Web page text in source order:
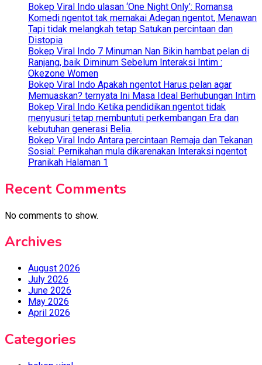
Bokep Viral Indo ulasan ‘One Night Only’: Romansa
Komedi ngentot tak memakai Adegan ngentot, Menawan
Tapi tidak melangkah tetap Satukan percintaan dan
Distopia
Bokep Viral Indo 7 Minuman Nan Bikin hambat pelan di
Ranjang, baik Diminum Sebelum Interaksi Intim :
Okezone Women
Bokep Viral Indo Apakah ngentot Harus pelan agar
Memuaskan? ternyata Ini Masa Ideal Berhubungan Intim
Bokep Viral Indo Ketika pendidikan ngentot tidak
menyusuri tetap membuntuti perkembangan Era dan
kebutuhan generasi Belia.
Bokep Viral Indo Antara percintaan Remaja dan Tekanan
Sosial: Pernikahan mula dikarenakan Interaksi ngentot
Pranikah Halaman 1
Recent Comments
No comments to show.
Archives
August 2026
July 2026
June 2026
May 2026
April 2026
Categories